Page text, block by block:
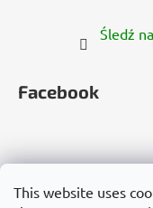
This website uses
Śledź
Facebook